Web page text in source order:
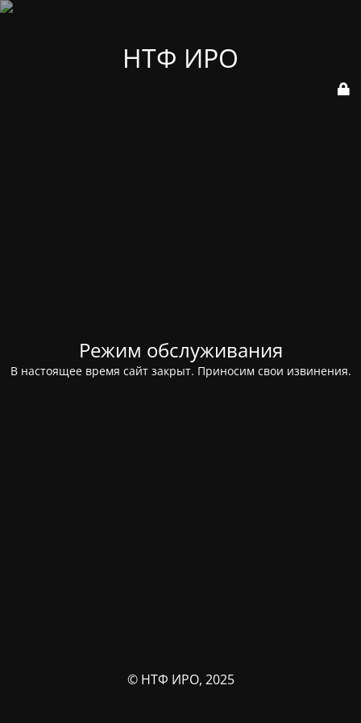
НТФ ИРО
Режим обслуживания
В настоящее время сайт закрыт. Приносим свои извинения.
© НТФ ИРО, 2025